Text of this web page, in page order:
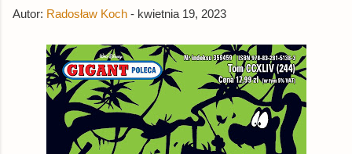
Autor: Radosław Koch - kwietnia 19, 2023